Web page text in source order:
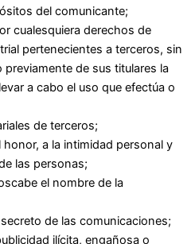
del comunicante;
cualesquiera derechos de
pertenecientes a terceros, sin
de sus titulares la
a cabo el uso que efectúa o
de terceros;
a la intimidad personal y
las personas;
el nombre de la
de las comunicaciones;
ilícita, engañosa o